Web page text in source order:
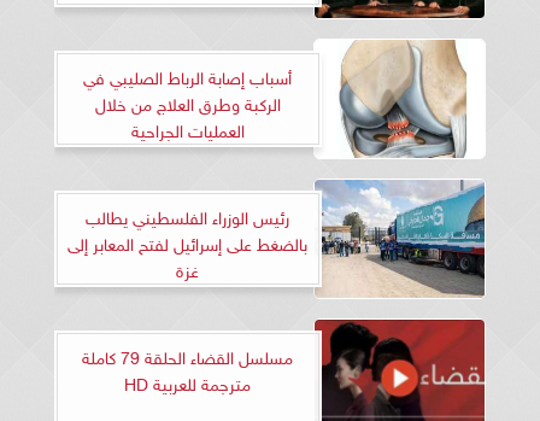
أسباب إصابة الرباط الصليبي في
الركبة وطرق العلاج من خلال
العمليات الجراحية
رئيس الوزراء الفلسطيني يطالب
بالضغط على إسرائيل لفتح المعابر إلى
غزة
مسلسل القضاء الحلقة 79 كاملة
مترجمة للعربية HD